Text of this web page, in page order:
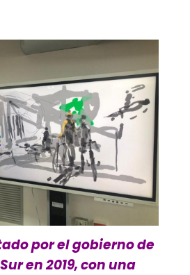
por el gobierno de
en 2019, con una